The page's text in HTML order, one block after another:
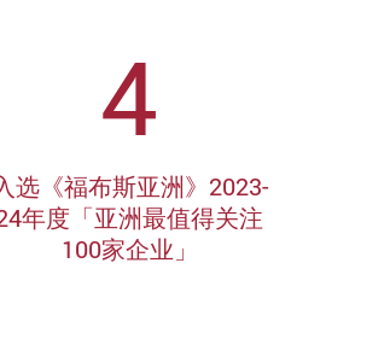
4
选《福布斯亚洲》2023-
年度「亚洲最值得关注
100家企业」